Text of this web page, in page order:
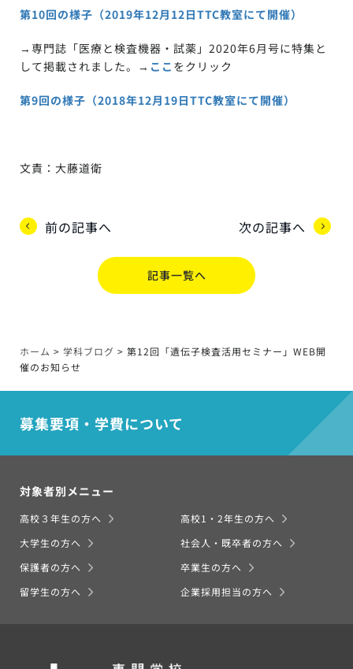
第10回の様子（2019年12月12日TTC教室にて開催）
→専門誌「医療と検査機器・試薬」2020年6月号に特集と
して掲載されました。→ ここ をクリック
第9回の様子（2018年12月19日TTC教室にて開催）
文責：大藤道衛
前の記事へ
記事一覧へ
次の記事へ
ホーム > 学科ブログ > 第12回「遺伝子検査活用セミナー」WEB開
催のお知らせ
募集要項・学費について
対象者別メニュー
高校３年生の方へ
高校1・2年生の方へ
大学生の方へ
社会人・既卒者の方へ
保護者の方へ
卒業生の方へ
留学生の方へ
企業採用担当の方へ